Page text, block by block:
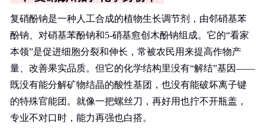
复硝酚钠是一种人工合成的植物生长调节剂，由邻硝基苯
酚钠、对硝基苯酚钠和5-硝基愈创木酚钠组成。它的“看家
本领”是促进细胞分裂和伸长，常被农民用来提高作物产
量、改善果实品质。但它的化学结构里没有“解结”基因——
既没有能分解矿物结晶的酸性基团，也没有能破坏离子键
的特殊官能团。就像一把螺丝刀，再好用也拧不开瓶盖，
专业不对口时，能力再强也白搭。